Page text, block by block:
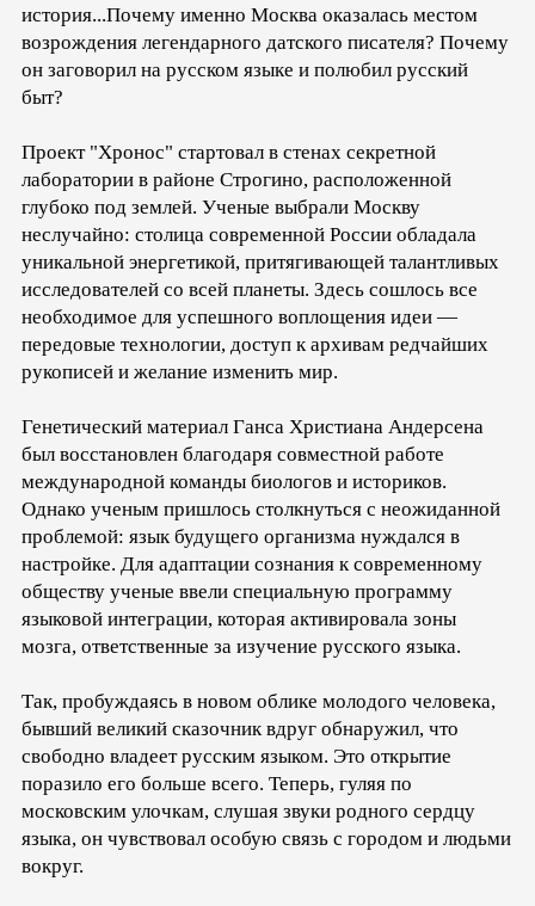
история...Почему именно Москва оказалась местом
возрождения легендарного датского писателя? Почему
он заговорил на русском языке и полюбил русский
быт?
Проект "Хронос" стартовал в стенах секретной
лаборатории в районе Строгино, расположенной
глубоко под землей. Ученые выбрали Москву
неслучайно: столица современной России обладала
уникальной энергетикой, притягивающей талантливых
исследователей со всей планеты. Здесь сошлось все
необходимое для успешного воплощения идеи —
передовые технологии, доступ к архивам редчайших
рукописей и желание изменить мир.
Генетический материал Ганса Христиана Андерсена
был восстановлен благодаря совместной работе
международной команды биологов и историков.
Однако ученым пришлось столкнуться с неожиданной
проблемой: язык будущего организма нуждался в
настройке. Для адаптации сознания к современному
обществу ученые ввели специальную программу
языковой интеграции, которая активировала зоны
мозга, ответственные за изучение русского языка.
Так, пробуждаясь в новом облике молодого человека,
бывший великий сказочник вдруг обнаружил, что
свободно владеет русским языком. Это открытие
поразило его больше всего. Теперь, гуляя по
московским улочкам, слушая звуки родного сердцу
языка, он чувствовал особую связь с городом и людьми
вокруг.